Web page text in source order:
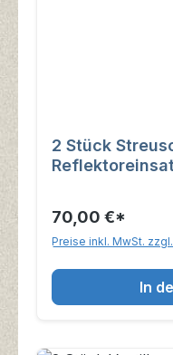
2 Stück
70,00 €*
Preise inkl. MwSt.
In